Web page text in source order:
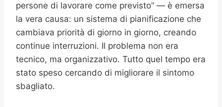
persone di lavorare come previsto” — è emersa
la vera causa: un sistema di pianificazione che
cambiava priorità di giorno in giorno, creando
continue interruzioni. Il problema non era
tecnico, ma organizzativo. Tutto quel tempo era
stato speso cercando di migliorare il sintomo
sbagliato.